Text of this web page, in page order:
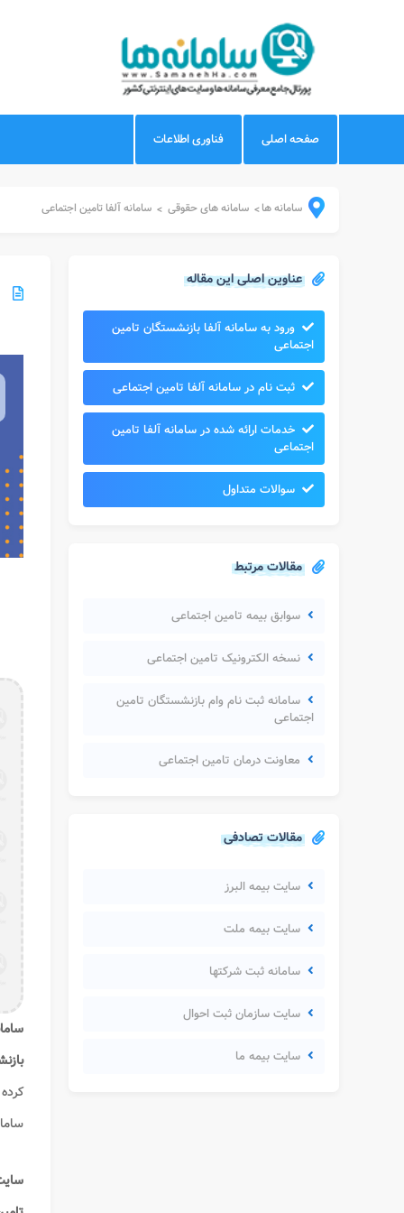
صفحه اصلی فناوری اطلاعات
سامانه ها> سامانه های حقوقی > سامانه آلفا تامین اجتماعی
عناوین اصلی این مقاله
ورود به سامانه آلفا بازنشستگان تامین
اجتماعی
ثبت نام در سامانه آلفا تامین اجتماعی
خدمات ارائه شده در سامانه آلفا تامین
اجتماعی
سوالات متداول
مقالات مرتبط
سوابق بیمه تامین اجتماعی
نسخه الکترونیک تامین اجتماعی
سامانه ثبت نام وام بازنشستگان تامین
اجتماعی
معاونت درمان تامین اجتماعی
مقالات تصادفی
سایت بیمه البرز
سایت بیمه ملت
سامانه ثبت شرکتها
سایت سازمان ثبت احوال
سایت بیمه ما